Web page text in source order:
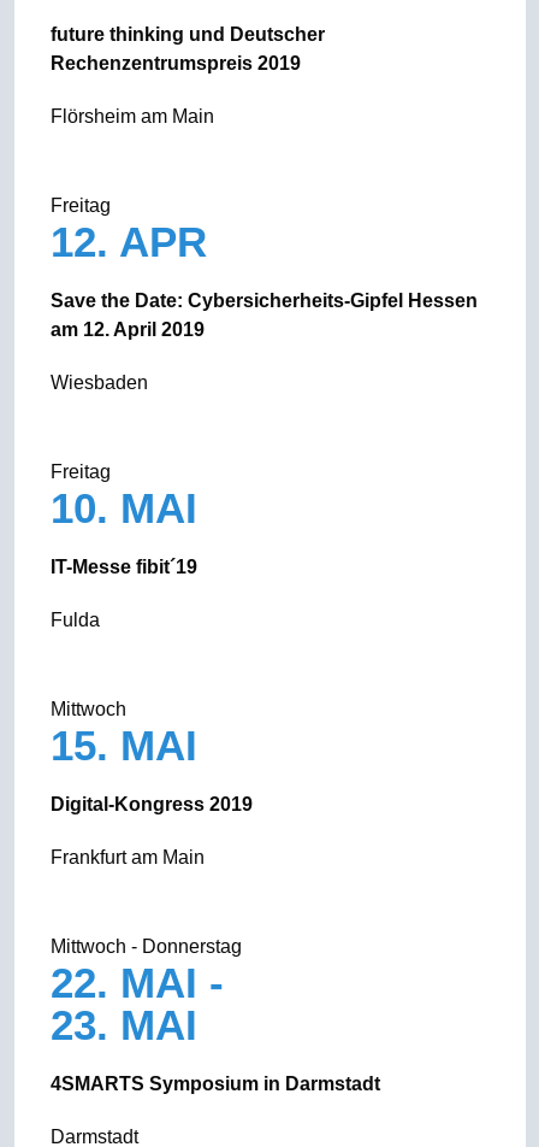
future thinking und Deutscher
Rechenzentrumspreis 2019
Flörsheim am Main
Freitag
12. APR
Save the Date: Cybersicherheits-Gipfel Hessen
am 12. April 2019
Wiesbaden
Freitag
10. MAI
IT-Messe fibit´19
Fulda
Mittwoch
15. MAI
Digital-Kongress 2019
Frankfurt am Main
Mittwoch - Donnerstag
22. MAI -
23. MAI
4SMARTS Symposium in Darmstadt
Darmstadt